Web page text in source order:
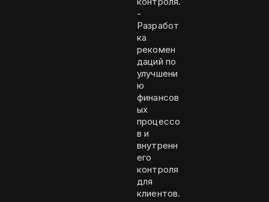
-
Разработ
ка
рекомен
даций по
улучшени
ю
финансов
ых
процессо
в и
внутренн
его
контроля
для
клиентов.